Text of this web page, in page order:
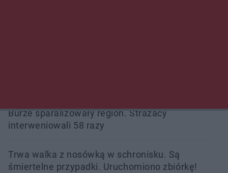
Burze sparaliżowały region. Strażacy
interweniowali 58 razy
Trwa walka z nosówką w schronisku. Są
śmiertelne przypadki. Uruchomiono zbiórkę!